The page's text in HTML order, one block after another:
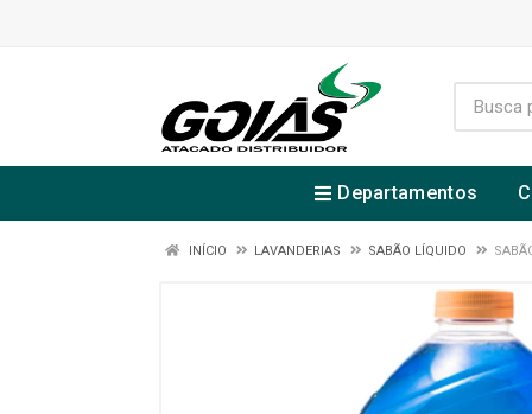
Departamentos
INÍCIO LAVANDERIAS SABÃO LÍQUIDO